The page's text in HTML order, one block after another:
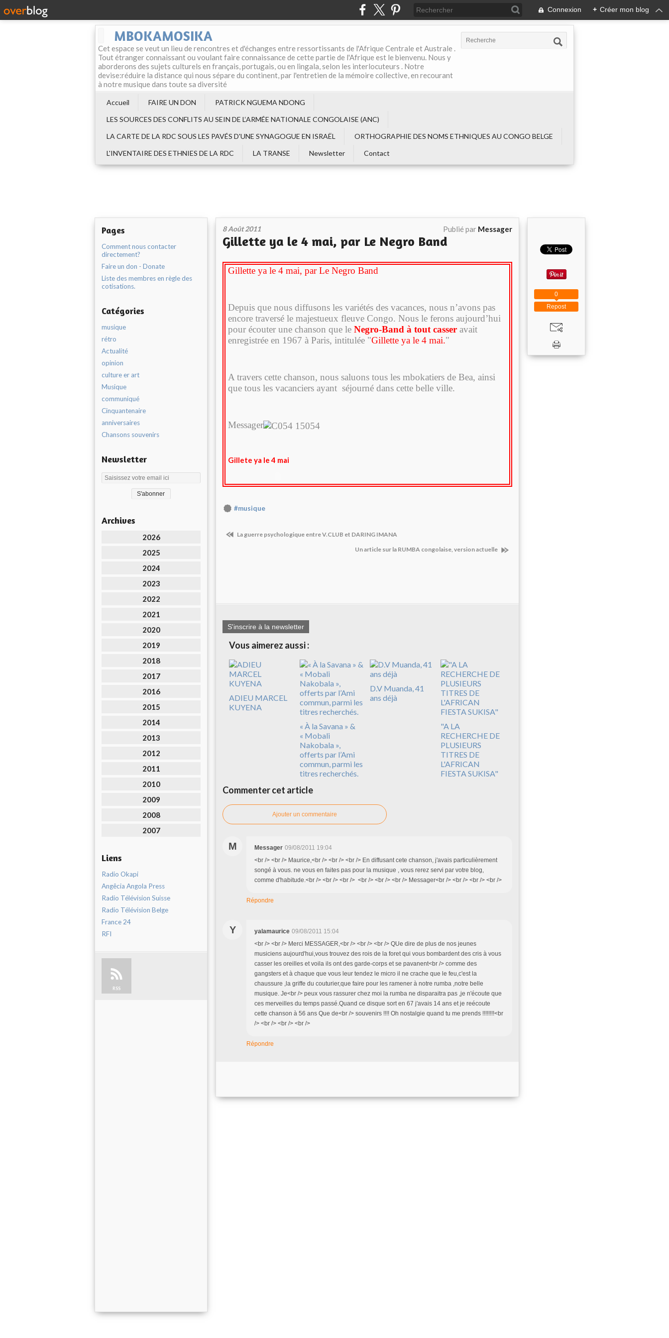
Connexion + Créer mon blog
MBOKAMOSIKA
Cet espace se veut un lieu de rencontres et d'échanges entre ressortissants de l'Afrique Centrale et Australe .
Tout étranger connaissant ou voulant faire connaissance de cette partie de l'Afrique est le bienvenu. Nous y
aborderons des sujets culturels en français, portugais, ou en lingala, selon les interlocuteurs . Notre
devise:réduire la distance qui nous sépare du continent, par l'entretien de la mémoire collective, en recourant
à notre musique dans toute sa diversité
Accueil FAIRE UN DON
PATRICK NGUEMA NDONG
LES SOURCES DES CONFLITS AU SEIN DE L‘ARMÉE NATIONALE CONGOLAISE (ANC)
LA CARTE DE LA RDC SOUS LES PAVÉS D'UNE SYNAGOGUE EN ISRAËL
ORTHOGRAPHIE DES NOMS ETHNIQUES AU CONGO BELGE
L'INVENTAIRE DES ETHNIES DE LA RDC
LA TRANSE Newsletter Contact
Pages
Comment nous contacter
directement?
Faire un don - Donate
Liste des membres en règle des
cotisations.
Catégories
musique
rétro
Actualité
opinion
culture er art
Musique
communiqué
Cinquantenaire
anniversaires
Chansons souvenirs
Newsletter
Archives
2026
2025
2024
2023
2022
2021
2020
2019
2018
2017
2016
2015
2014
2013
2012
2011
2010
2009
2008
2007
Liens
Radio Okapi
Angêcia Angola Press
Radio Télévision Suisse
Radio Télévision Belge
France 24
RFI
RSS
8 Août 2011 Publié par Messager
Gillette ya le 4 mai, par Le Negro Band
Gillette ya le 4 mai, par Le Negro Band
Depuis que nous diffusons les variétés des vacances, nous n’avons pas
encore traversé le majestueux fleuve Congo. Nous le ferons aujourd’hui
pour écouter une chanson que leNegro-Band à tout casser avait
enregistrée en 1967 à Paris, intitulée "Gillette ya le 4 mai."
A travers cette chanson, nous saluons tous les mbokatiers de Bea, ainsi
que tous les vacanciers ayant séjourné dans cette belle ville.
Messager
Gillete ya le 4 mai
#musique
La guerre psychologique entre V.CLUB et DARING IMANA
Un article sur la RUMBA congolaise, version actuelle
S'inscrire à la newsletter
Vous aimerez aussi :
ADIEU MARCEL
KUYENA
« À la Savana » &
« Mobali
Nakobala »,
offerts par l’Ami
commun, parmi les
titres recherchés.
D.V Muanda, 41
ans déjà
"A LA
RECHERCHE DE
PLUSIEURS
TITRES DE
L'AFRICAN
FIESTA SUKISA"
Commenter cet article
Ajouter un commentaire
M Messager 09/08/2011 19:04
<br /> <br /> Maurice,<br /> <br /> <br /> En diffusant cete chanson, j'avais particulièrement
songé à vous. ne vous en faites pas pour la musique , vous rerez servi par votre blog,
comme d'habitude.<br /> <br /> <br /> <br /> <br /> <br /> Messager<br /> <br /> <br /> <br />
Répondre
Y yalamaurice 09/08/2011 15:04
<br /> <br /> Merci MESSAGER,<br /> <br /> <br /> QUe dire de plus de nos jeunes
musiciens aujourd'hui,vous trouvez des rois de la foret qui vous bombardent des cris à vous
casser les oreilles et voila ils ont des garde-corps et se pavanent<br /> comme des
gangsters et à chaque que vous leur tendez le micro il ne crache que le feu,c'est la
chaussure ,la griffe du couturier,que faire pour les ramener à notre rumba ,notre belle
musique. Je<br /> peux vous rassurer chez moi la rumba ne disparaitra pas ,je n'écoute que
ces merveilles du temps passé.Quand ce disque sort en 67 j'avais 14 ans et je reécoute
cette chanson à 56 ans Que de<br /> souvenirs !!!! Oh nostalgie quand tu me prends !!!!!!!!<br
/> <br /> <br /> <br />
Répondre
Repost
0